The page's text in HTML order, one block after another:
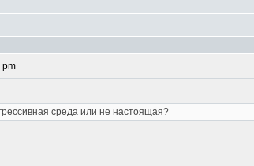
pm
среда или не настоящая?